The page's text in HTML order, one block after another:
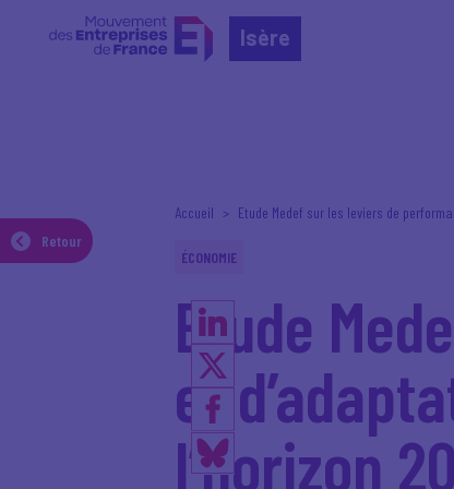
Isère
Retour
Accueil Etude Medef sur les leviers de
ÉCONOMIE
Etude
et
l’horizon